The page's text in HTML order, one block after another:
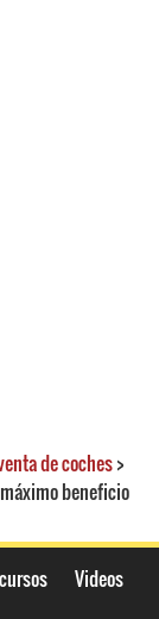
de coches>
beneficio
Videos